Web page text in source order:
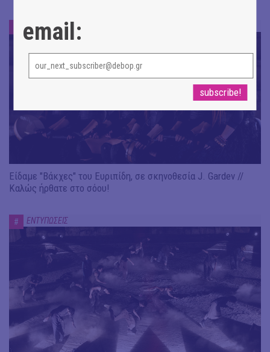
ΕΝΤΥΠΩΣΕΙΣ
Είδαμε "Βάκχες" του Ευριπίδη, σε σκηνοθεσία J. Gardev //
Καλώς ήρθατε στο σόου!
# ΕΝΤΥΠΩΣΕΙΣ
email: